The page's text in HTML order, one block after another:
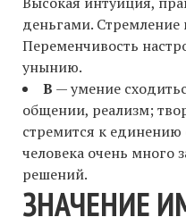
деньгами. Стремление
Переменчивость
унынию.
В — умение
общении, реализм;
стремится к
человека очень много
решений.
ЗНАЧЕНИЕ